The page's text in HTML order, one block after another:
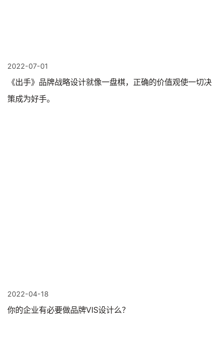
2022-07-01
《出手》品牌战略设计就像一盘棋，正确的价值观使一切决
策成为好手。
2022-04-18
你的企业有必要做品牌VIS设计么？